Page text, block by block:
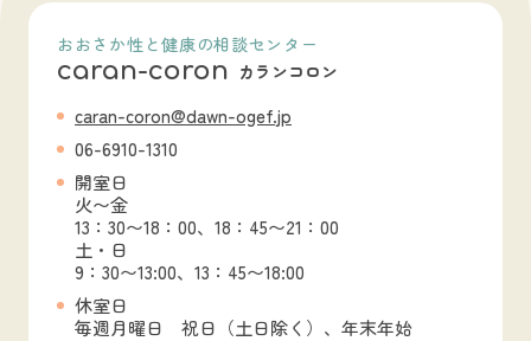
おおさか性と健康の相談センター
caran-coron カランコロン
caran-coron@dawn-ogef.jp
06-6910-1310
開室日
火〜金
13：30〜18：00、18：45〜21：00
土・日
9：30〜13:00、13：45〜18:00
休室日
毎週月曜日 祝日（土日除く）、年末年始